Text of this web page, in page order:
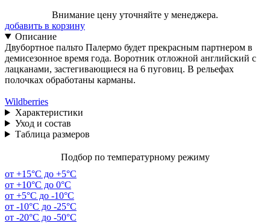
Внимание цену уточняйте у менеджера.
добавить в корзину
Описание
Двубортное пальто Палермо будет прекрасным партнером в
демисезонное время года. Воротник отложной английский с
лацканами, застегивающиеся на 6 пуговиц. В рельефах
полочках обработаны карманы.
Wildberries
Характеристики
Уход и состав
Таблица размеров
Подбор по температурному режиму
от +15°C до +5°C
от +10°C до 0°C
от +5°C до -10°C
от -10°C до -25°C
от -20°C до -50°C